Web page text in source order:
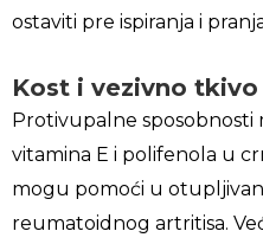
ostaviti pre ispiranja i
Kost i vezivno tkivo
Protivupalne sposobnosti
vitamina E i polifenola u
mogu pomoći u
reumatoidnog artritisa.